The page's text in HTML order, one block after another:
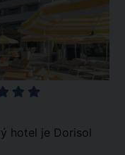
hotel je Dorisol